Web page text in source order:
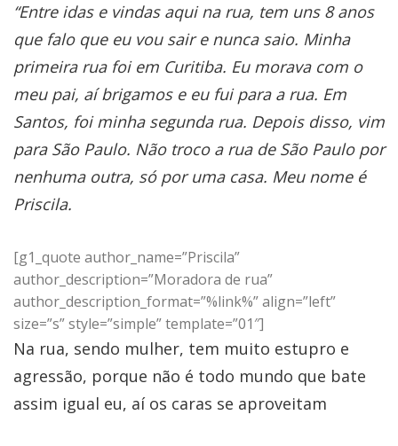
“Entre idas e vindas aqui na rua, tem uns 8 anos
que falo que eu vou sair e nunca saio. Minha
primeira rua foi em Curitiba. Eu morava com o
meu pai, aí brigamos e eu fui para a rua. Em
Santos, foi minha segunda rua. Depois disso, vim
para São Paulo. Não troco a rua de São Paulo por
nenhuma outra, só por uma casa. Meu nome é
Priscila.
[g1_quote author_name=”Priscila”
author_description=”Moradora de rua”
author_description_format=”%link%” align=”left”
size=”s” style=”simple” template=”01″]
Na rua, sendo mulher, tem muito estupro e
agressão, porque não é todo mundo que bate
assim igual eu, aí os caras se aproveitam